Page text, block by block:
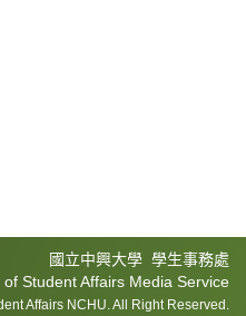
國立中興大學 學生事務處
of Student Affairs Media Service
Affairs NCHU. All Right Reserved.